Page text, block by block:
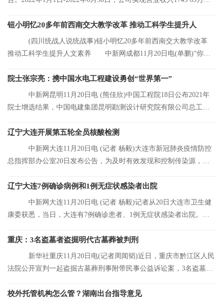
钮小明忆20多年前西南交大教学改革 推动工科学生提升人
(四川统战人说统战事)钮小明忆20多年前西南交大教学改革
推动工科学生提升人文素养 中新网成都11月20日电(单鹏)“你们
院士张宗亮：携中国水电工程建设勇创“世界第一”
中新网昆明11月20日电 (熊佳欣)中国工程院18日公布2021年
院士增选结果，中国电建集团昆明勘测设计研究院有限公司总工程
辽宁大连开展第五轮全员核酸检测
中新网大连11月20日电 (记者 杨毅)大连市新冠肺炎疫情防控
总指挥部办公室20日发布公告，为及时有效发现和控制传染源，结
辽宁大连7例确诊病例和1例无症状感染者出院
中新网大连11月20日电 (记者 杨毅)记者从20日大连市卫生健
康委获悉，当日，大连有7例确诊患者、1例无症状感染者出院。目
重庆：3名盗墓者盗掘明代古墓葬被判刑
新华社重庆11月20日电(记者周闻韬)近日，重庆市黔江区人民
法院公开宣判一起盗掘古墓葬刑事附带民事公益诉讼案，3名盗墓者
校外托管机构怎么管？湖南出台指导意见